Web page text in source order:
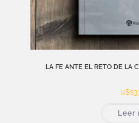
LA FE ANTE EL RETO DE LA
u$s
Leer